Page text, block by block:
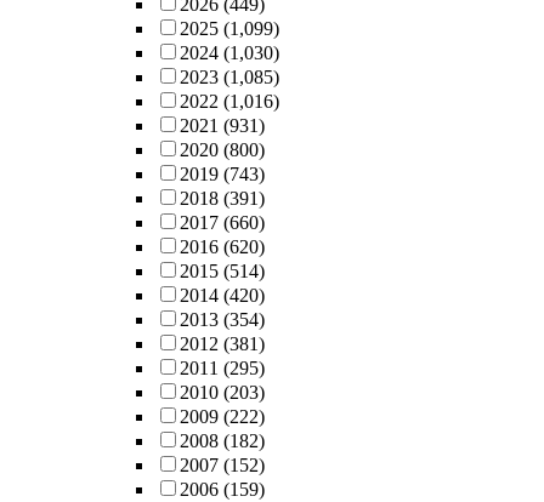
2026 (449)
2025 (1,099)
2024 (1,030)
2023 (1,085)
2022 (1,016)
2021 (931)
2020 (800)
2019 (743)
2018 (391)
2017 (660)
2016 (620)
2015 (514)
2014 (420)
2013 (354)
2012 (381)
2011 (295)
2010 (203)
2009 (222)
2008 (182)
2007 (152)
2006 (159)